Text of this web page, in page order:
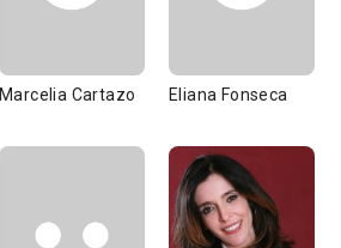
Marcelia Cartazo Eliana Fonseca